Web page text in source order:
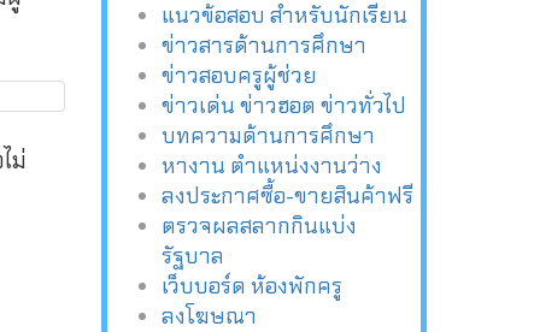
ม่
แนวข้อสอบ สำหรับนักเรียน
ข่าวสารด้านการศึกษา
ข่าวสอบครูผู้ช่วย
ข่าวเด่น ข่าวฮอต ข่าวทั่วไป
บทความด้านการศึกษา
หางาน ตำแหน่งงานว่าง
ลงประกาศซื้อ-ขายสินค้าฟรี
ตรวจผลสลากกินแบ่ง
รัฐบาล
เว็บบอร์ด ห้องพักครู
ลงโฆษณา